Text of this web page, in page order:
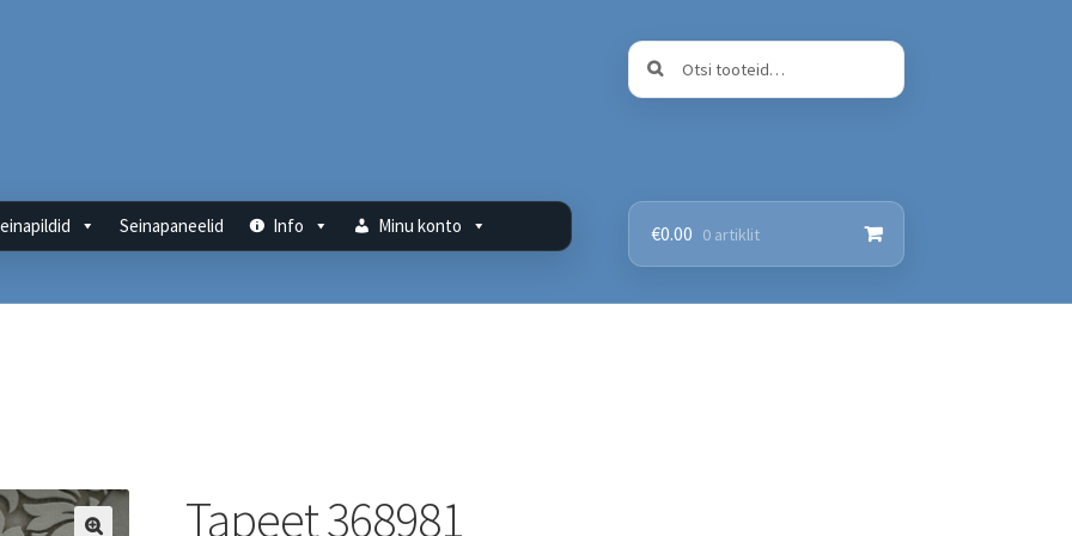
Otsi:
Otsi
Seinapaneelid Info Minu konto €0.00 0 artiklit
Tapeet 368981